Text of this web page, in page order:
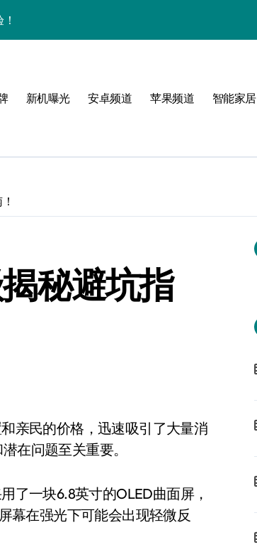
新机曝光 安卓频道 苹果频道 智能家居
秘避坑指
在问题至关重要。
一块6.8英寸的OLED曲面屏，
幕在强光下可能会出现轻微反